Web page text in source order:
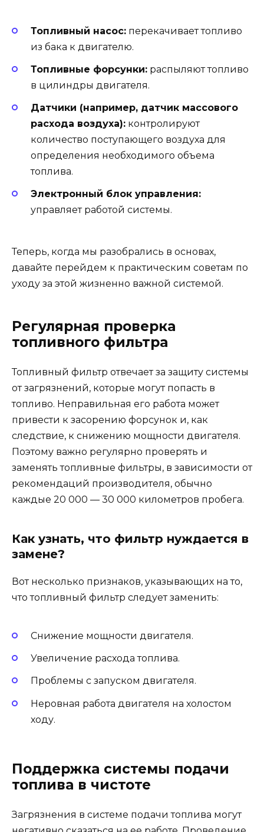
Топливный насос: перекачивает топливо
из бака к двигателю.
Топливные форсунки: распыляют топливо
в цилиндры двигателя.
Датчики (например, датчик массового
расхода воздуха): контролируют
количество поступающего воздуха для
определения необходимого объема
топлива.
Электронный блок управления:
управляет работой системы.
Теперь, когда мы разобрались в основах,
давайте перейдем к практическим советам по
уходу за этой жизненно важной системой.
Регулярная проверка
топливного фильтра
Топливный фильтр отвечает за защиту системы
от загрязнений, которые могут попасть в
топливо. Неправильная его работа может
привести к засорению форсунок и, как
следствие, к снижению мощности двигателя.
Поэтому важно регулярно проверять и
заменять топливные фильтры, в зависимости от
рекомендаций производителя, обычно
каждые 20 000 — 30 000 километров пробега.
Как узнать, что фильтр нуждается в
замене?
Вот несколько признаков, указывающих на то,
что топливный фильтр следует заменить:
Снижение мощности двигателя.
Увеличение расхода топлива.
Проблемы с запуском двигателя.
Неровная работа двигателя на холостом
ходу.
Поддержка системы подачи
топлива в чистоте
Загрязнения в системе подачи топлива могут